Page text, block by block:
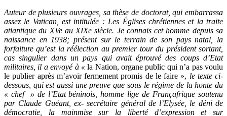
Auteur de plusieurs ouvrages, sa thèse de doctorat, qui embarrassa
assez le Vatican, est intitulée : Les Églises chrétiennes et la traite
atlantique du XVe au XIXe siècle. Je connais cet homme depuis sa
naissance en 1938; présent sur le terrain de son pays natal, la
forfaiture qu’est la réélection au premier tour du président sortant,
cas singulier dans un pays qui avait éprouvé des coups d’Etat
militaires, il a envoyé à «la Nation, organe public qui n’a pas voulu
le publier après m’avoir fermement promis de le faire », le texte ci-
dessous, qui est aussi une preuve que sous le régime de la honte du
« chef » de l’Etat béninois, homme lige de Françafrique soutenu
par Claude Guéant, ex- secrétaire général de l’Elysée, le déni de
démocratie, la mainmise sur la liberté d’expression et sur